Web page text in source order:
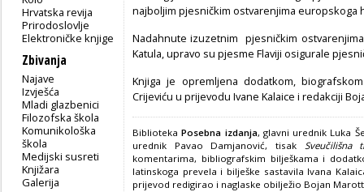
Hrvatska revija
Prirodoslovlje
Elektroničke knjige
Zbivanja
Najave
Izvješća
Mladi glazbenici
Filozofska škola
Komunikološka
škola
Medijski susreti
Knjižara
Galerija
najboljim pjesničkim ostvarenjima europskoga
Nadahnute izuzetnim pjesničkim
Katula, upravo su pjesme Flaviji osigurale
Knjiga je opremljena dodatkom,
Crijeviću u prijevodu Ivane Kalaice i redakciji
BibliotekaPosebna izdanja, glavni urednik Luka
urednik Pavao Damjanović, tisak Sveučilišna
komentarima, bibliografskim bilješkama i
latinskoga prevela i bilješke sastavila Ivana
prijevod redigirao i naglaske obilježio Bojan